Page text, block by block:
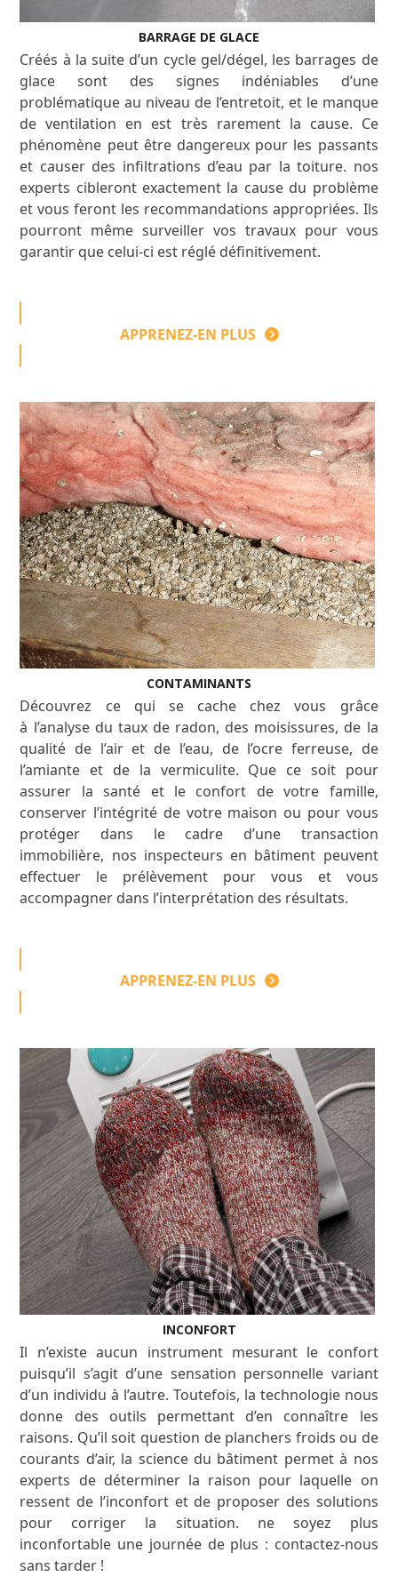
BARRAGE DE GLACE
Créés à la suite d’un cycle gel/dégel, les barrages de
glace sont des signes indéniables d’une
problématique au niveau de l’entretoit, et le manque
de ventilation en est très rarement la cause. Ce
phénomène peut être dangereux pour les passants
et causer des infiltrations d’eau par la toiture. nos
experts cibleront exactement la cause du problème
et vous feront les recommandations appropriées. Ils
pourront même surveiller vos travaux pour vous
garantir que celui-ci est réglé définitivement.
APPRENEZ-EN PLUS
CONTAMINANTS
Découvrez ce qui se cache chez vous grâce
à l’analyse du taux de radon, des moisissures, de la
qualité de l’air et de l’eau, de l’ocre ferreuse, de
l’amiante et de la vermiculite. Que ce soit pour
assurer la santé et le confort de votre famille,
conserver l’intégrité de votre maison ou pour vous
protéger dans le cadre d’une transaction
immobilière, nos inspecteurs en bâtiment peuvent
effectuer le prélèvement pour vous et vous
accompagner dans l’interprétation des résultats.
APPRENEZ-EN PLUS
INCONFORT
Il n’existe aucun instrument mesurant le confort
puisqu’il s’agit d’une sensation personnelle variant
d’un individu à l’autre. Toutefois, la technologie nous
donne des outils permettant d’en connaître les
raisons. Qu’il soit question de planchers froids ou de
courants d’air, la science du bâtiment permet à nos
experts de déterminer la raison pour laquelle on
ressent de l’inconfort et de proposer des solutions
pour corriger la situation. ne soyez plus
inconfortable une journée de plus : contactez-nous
sans tarder !